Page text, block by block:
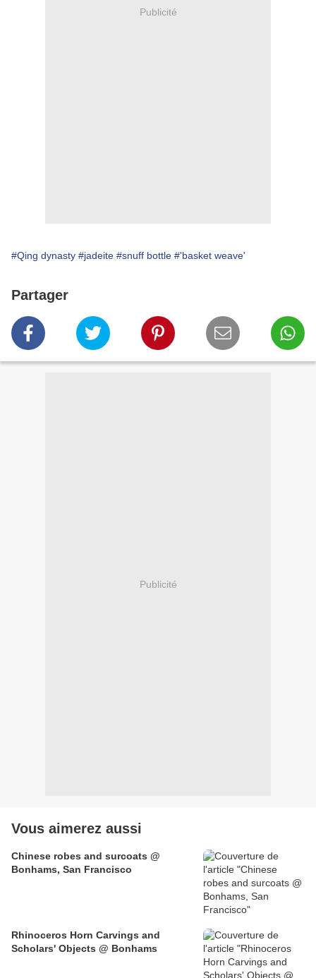
Publicité
#Qing dynasty #jadeite #snuff bottle #'basket weave'
Partager
Publicité
Vous aimerez aussi
Chinese robes and surcoats @
Bonhams, San Francisco
Rhinoceros Horn Carvings and
Scholars' Objects @ Bonhams